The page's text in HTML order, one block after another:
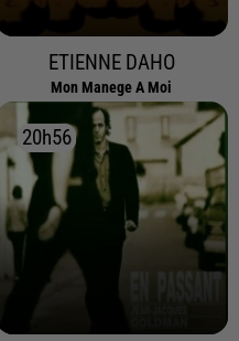
ETIENNE DAHO
Mon Manege A Moi
20h56
20h56